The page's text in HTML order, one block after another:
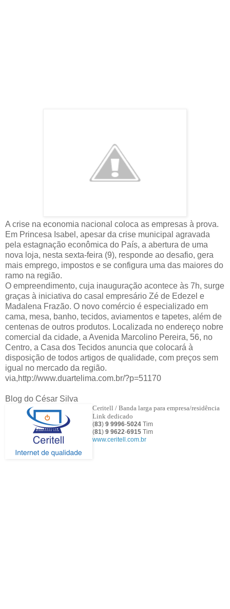
A crise na economia nacional coloca as empresas à prova.
Em Princesa Isabel, apesar da crise municipal agravada
pela estagnação econômica do País, a abertura de uma
nova loja, nesta sexta-feira (9), responde ao desafio, gera
mais emprego, impostos e se configura uma das maiores do
ramo na região.
O empreendimento, cuja inauguração acontece às 7h, surge
graças à iniciativa do casal empresário Zé de Edezel e
Madalena Frazão. O novo comércio é especializado em
cama, mesa, banho, tecidos, aviamentos e tapetes, além de
centenas de outros produtos. Localizada no endereço nobre
comercial da cidade, a Avenida Marcolino Pereira, 56, no
Centro, a Casa dos Tecidos anuncia que colocará à
disposição de todos artigos de qualidade, com preços sem
igual no mercado da região.
via,http://www.duartelima.com.br/?p=51170
Blog do César Silva
Ceritell / Banda larga para empresa/residência
Link dedicado
(83) 9 9996-5024 Tim
(81) 9 9622-6915 Tim
www.ceritell.com.br